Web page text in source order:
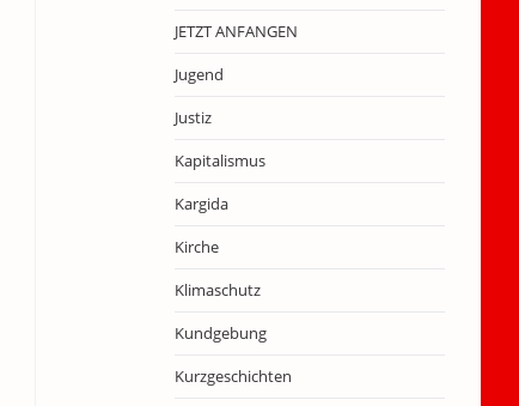
JETZT ANFANGEN
Jugend
Justiz
Kapitalismus
Kargida
Kirche
Klimaschutz
Kundgebung
Kurzgeschichten